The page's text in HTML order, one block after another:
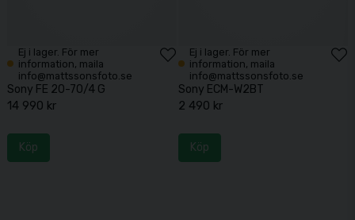
Ej i lager. För mer
information, maila
info@mattssonsfoto.se
Sony FE 20-70/4 G
14 990 kr
Köp
Ej i lager. För mer
information, maila
info@mattssonsfoto.se
Sony ECM-W2BT
2 490 kr
Köp